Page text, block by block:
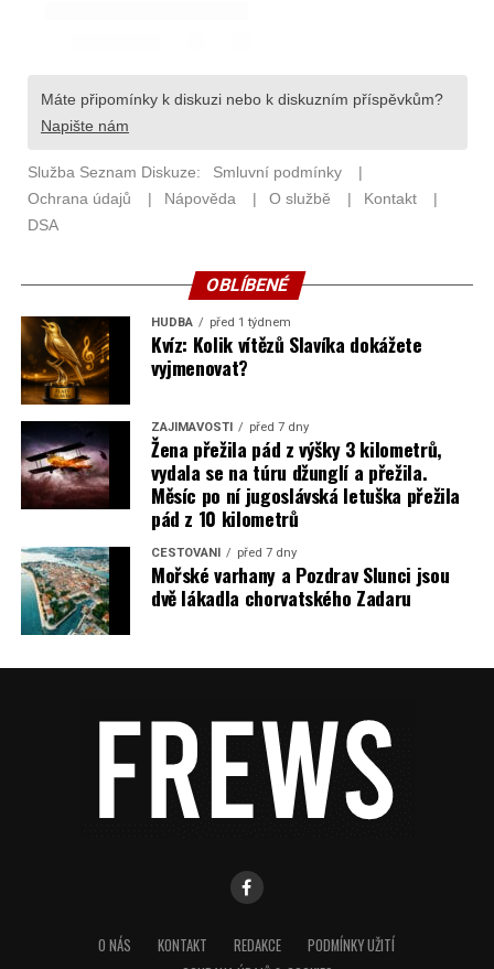
OBLÍBENÉ
HUDBA před 1 týdnem
Kvíz: Kolik vítězů Slavíka dokážete
vyjmenovat?
ZAJÍMAVOSTI před 7 dny
Žena přežila pád z výšky 3 kilometrů,
vydala se na túru džunglí a přežila.
Měsíc po ní jugoslávská letuška přežila
pád z 10 kilometrů
CESTOVÁNÍ před 7 dny
Mořské varhany a Pozdrav Slunci jsou
dvě lákadla chorvatského Zadaru
O NÁS KONTAKT REDAKCE
PODMÍNKY UŽITÍ